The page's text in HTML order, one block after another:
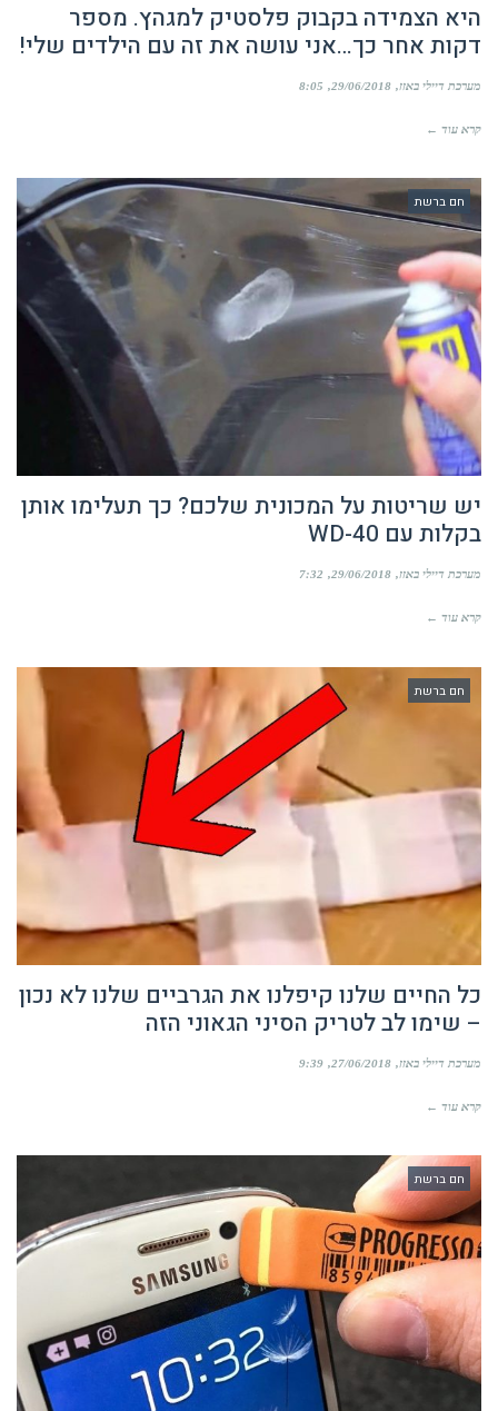
היא הצמידה בקבוק פלסטיק למגהץ. מספר
דקות אחר כך…אני עושה את זה עם הילדים שלי!
מערכת דיילי באזז 29/06/2018
8:05
קרא עוד ←
חם ברשת
יש שריטות על המכונית שלכם? כך תעלימו אותן
בקלות עם WD-40
מערכת דיילי באזז 29/06/2018
7:32
קרא עוד ←
חם ברשת
כל החיים שלנו קיפלנו את הגרביים שלנו לא נכון
– שימו לב לטריק הסיני הגאוני הזה
מערכת דיילי באזז 27/06/2018
9:39
קרא עוד ←
חם ברשת